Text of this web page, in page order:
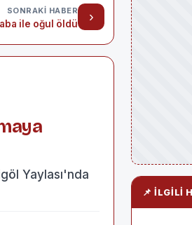
›
SONRAKI HABER
ile oğul öldü
Yaylası'nda
📌 İLGILI